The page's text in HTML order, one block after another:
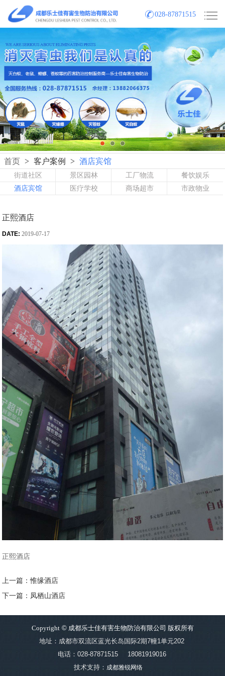
028-87871515
首页 > 客户案例 > 酒店宾馆
街道社区 景区园林 工厂物流
餐饮娱乐
酒店宾馆
医疗学校 商场超市 市政物业
正熙酒店
DATE: 2019-07-17
正熙酒店
上一篇：惟缘酒店
下一篇：凤栖山酒店
Copyright©成都乐士佳有害生物防治有限公司 版权所有
地址：成都市双流区蓝光长岛国际2期7幢1单元202
电话：028-87871515
18081919016
技术支持： 成都雅锐网络